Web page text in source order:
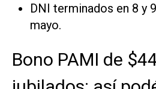
DNI terminados en 8 y
mayo.
Bono PAMI de